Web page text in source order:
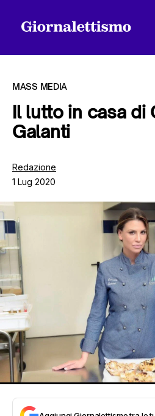
Tutti gli articoli
Chi siamo
Contatti
MASS MEDIA
Il lutto in casa di
Galanti
Redazione
1 Lug 2020